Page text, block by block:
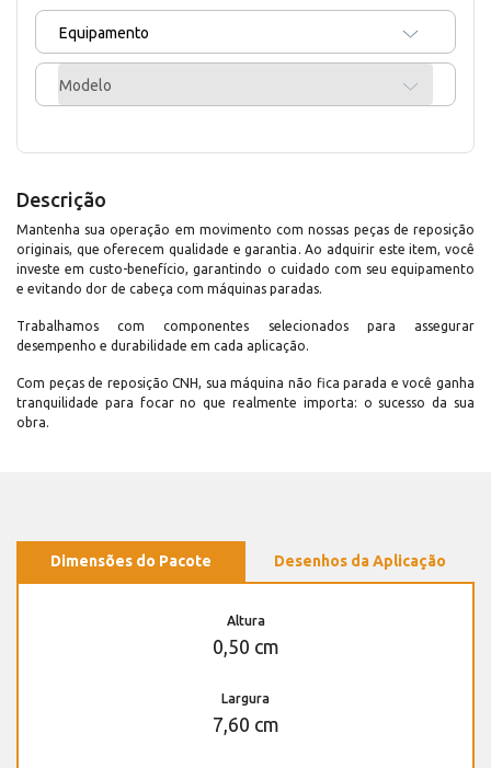
Equipamento
Modelo
Descrição
Mantenha sua operação em movimento com nossas peças de reposição
originais, que oferecem qualidade e garantia. Ao adquirir este item, você
investe em custo-benefício, garantindo o cuidado com seu equipamento
e evitando dor de cabeça com máquinas paradas.
Trabalhamos com componentes selecionados para assegurar
desempenho e durabilidade em cada aplicação.
Com peças de reposição CNH, sua máquina não fica parada e você ganha
tranquilidade para focar no que realmente importa: o sucesso da sua
obra.
Dimensões do Pacote Desenhos da Aplicação
Altura
0,50 cm
Largura
7,60 cm